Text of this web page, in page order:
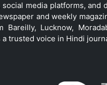
media platforms,
and weekly
Lucknow,
trusted voice in Hindi